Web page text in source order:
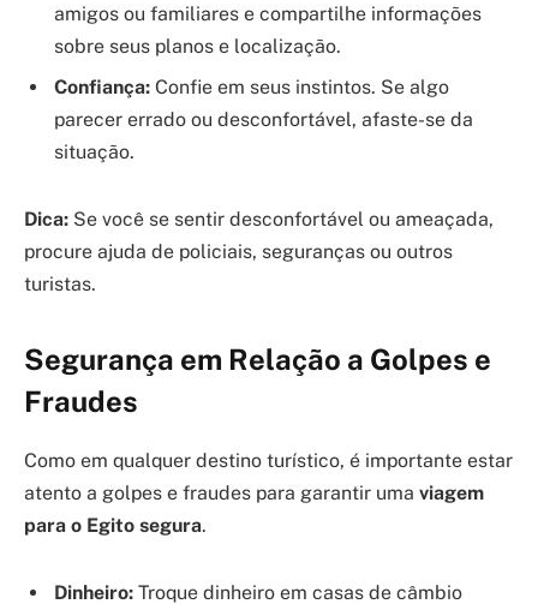
amigos ou familiares e compartilhe informações
sobre seus planos e localização.
Confiança: Confie em seus instintos. Se algo
parecer errado ou desconfortável, afaste-se da
situação.
Dica: Se você se sentir desconfortável ou ameaçada,
procure ajuda de policiais, seguranças ou outros
turistas.
Segurança em Relação a Golpes e
Fraudes
Como em qualquer destino turístico, é importante estar
atento a golpes e fraudes para garantir uma viagem
para o Egito segura.
Dinheiro: Troque dinheiro em casas de câmbio